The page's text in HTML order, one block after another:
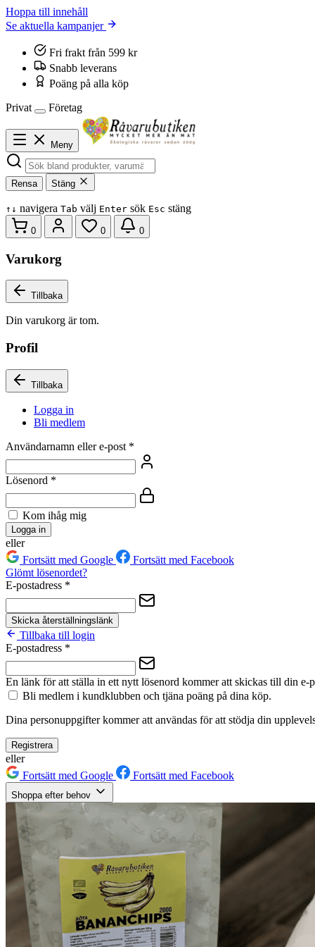
Hoppa till innehåll
Se aktuella kampanjer
Fri frakt från 599 kr
Snabb leverans
Poäng på alla köp
Privat
Företag
Meny
Rensa Stäng
↑ ↓ navigera Tab välj Enter sök Esc stäng
0 0 0
Varukorg
Tillbaka
Din varukorg är tom.
Profil
Tillbaka
Logga in
Bli medlem
Användarnamn eller e-post *
Lösenord *
Kom ihåg mig
Logga in
eller
Fortsätt med Google
Fortsätt med Facebook
Glömt lösenordet?
E-postadress *
Skicka återställningslänk
Tillbaka till login
E-postadress *
En länk för att ställa in ett nytt lösenord kommer att skickas till din e-
Bli medlem i kundklubben och tjäna poäng på dina köp.
Dina personuppgifter kommer att användas för att stödja din
Registrera
eller
Fortsätt med Google
Fortsätt med Facebook
Shoppa efter behov